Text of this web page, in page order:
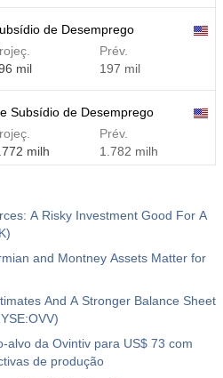
de Desemprego
mil
Prév.
197 mil
Subsídio de Desemprego
milh
Prév.
1.782 milh
A Risky Investment Good For A
and Montney Assets Matter for
And A Stronger Balance Sheet
alvo da Ovintiv para US$ 73 com
de produção